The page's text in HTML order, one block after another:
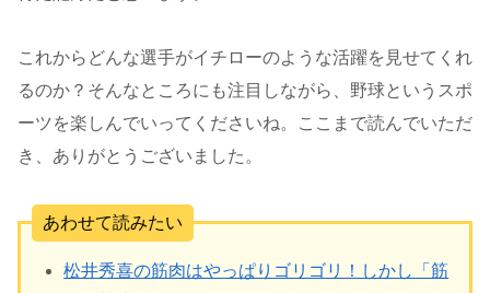
これからどんな選手がイチローのような活躍を見せてくれ
るのか？そんなところにも注目しながら、野球というスポ
ーツを楽しんでいってくださいね。ここまで読んでいただ
き、ありがとうございました。
あわせて読みたい
松井秀喜の筋肉はやっぱりゴリゴリ！しかし「筋